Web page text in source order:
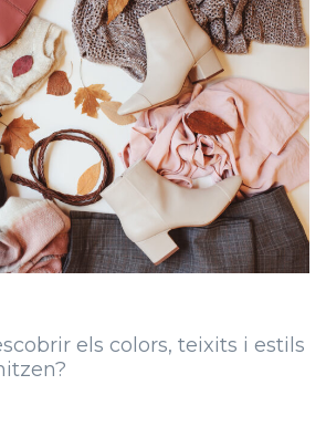
els colors, teixits i estils